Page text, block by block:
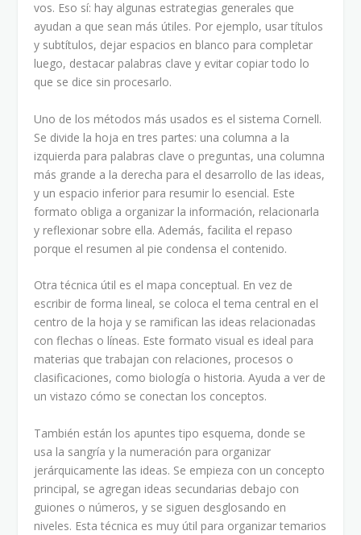
vos. Eso sí: hay algunas estrategias generales que
ayudan a que sean más útiles. Por ejemplo, usar títulos
y subtítulos, dejar espacios en blanco para completar
luego, destacar palabras clave y evitar copiar todo lo
que se dice sin procesarlo.
Uno de los métodos más usados es el sistema Cornell.
Se divide la hoja en tres partes: una columna a la
izquierda para palabras clave o preguntas, una columna
más grande a la derecha para el desarrollo de las ideas,
y un espacio inferior para resumir lo esencial. Este
formato obliga a organizar la información, relacionarla
y reflexionar sobre ella. Además, facilita el repaso
porque el resumen al pie condensa el contenido.
Otra técnica útil es el mapa conceptual. En vez de
escribir de forma lineal, se coloca el tema central en el
centro de la hoja y se ramifican las ideas relacionadas
con flechas o líneas. Este formato visual es ideal para
materias que trabajan con relaciones, procesos o
clasificaciones, como biología o historia. Ayuda a ver de
un vistazo cómo se conectan los conceptos.
También están los apuntes tipo esquema, donde se
usa la sangría y la numeración para organizar
jerárquicamente las ideas. Se empieza con un concepto
principal, se agregan ideas secundarias debajo con
guiones o números, y se siguen desglosando en
niveles. Esta técnica es muy útil para organizar temarios